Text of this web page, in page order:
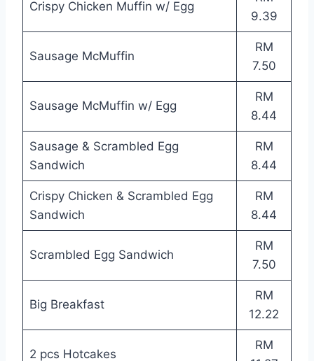
Crispy Chicken Muffin w/ Egg
9.39
Sausage McMuffin
RM
7.50
Sausage McMuffin w/ Egg
RM
8.44
Sausage & Scrambled Egg
Sandwich
RM
8.44
Crispy Chicken & Scrambled Egg
Sandwich
RM
8.44
Scrambled Egg Sandwich
RM
7.50
Big Breakfast
RM
12.22
2 pcs Hotcakes
RM